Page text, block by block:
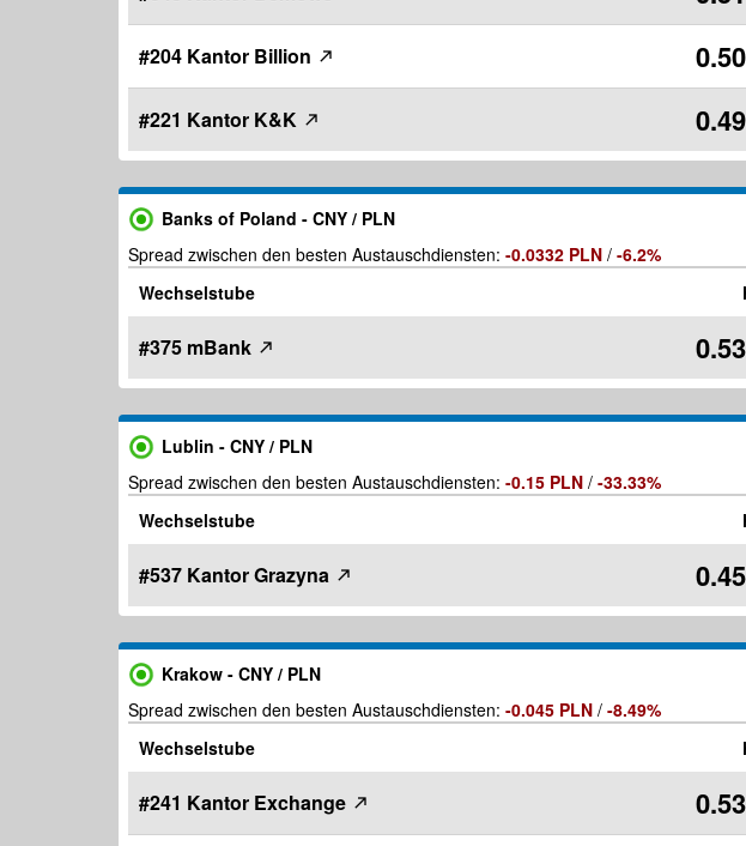
#204 Kantor Billion
#221 Kantor K&K
Banks of Poland - CNY / PLN
Spread zwischen den besten Austauschdiensten: -0.0332 PLN / -6.2%
Wechselstube
#375 mBank
Lublin - CNY / PLN
Spread zwischen den besten Austauschdiensten: -0.15 PLN / -33.33%
Wechselstube
#537 Kantor Grazyna
Krakow - CNY / PLN
Spread zwischen den besten Austauschdiensten: -0.045 PLN / -8.49%
Wechselstube
#241 Kantor Exchange